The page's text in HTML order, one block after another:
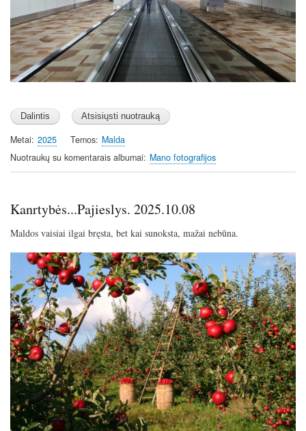
Metai 2025 Temos Malda
Nuotraukų su komentarais albumai
Mano fotografijos
Kanrtybės...Pajieslys. 2025.10.08
Maldos vaisiai ilgai bręsta, bet kai sunoksta, mažai nebūna.
Image